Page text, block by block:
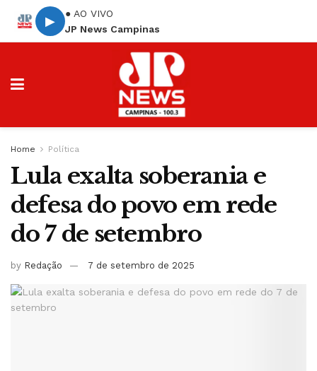
▶
● AO VIVO
JP News Campinas
Home Política
Lula exalta soberania e
defesa do povo em rede
do 7 de setembro
by Redação 7 de setembro de 2025